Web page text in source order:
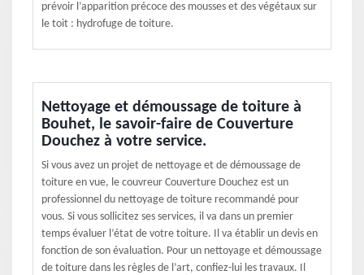
prévoir l’apparition précoce des mousses et des végétaux sur
le toit : hydrofuge de toiture.
Nettoyage et démoussage de toiture à
Bouhet, le savoir-faire de Couverture
Douchez à votre service.
Si vous avez un projet de nettoyage et de démoussage de
toiture en vue, le couvreur Couverture Douchez est un
professionnel du nettoyage de toiture recommandé pour
vous. Si vous sollicitez ses services, il va dans un premier
temps évaluer l’état de votre toiture. Il va établir un devis en
fonction de son évaluation. Pour un nettoyage et démoussage
de toiture dans les règles de l’art, confiez-lui les travaux. Il